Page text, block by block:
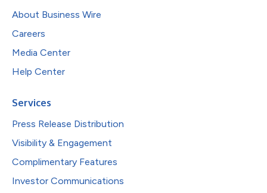
About Business Wire
Careers
Media Center
Help Center
Services
Press Release Distribution
Visibility & Engagement
Complimentary Features
Investor Communications